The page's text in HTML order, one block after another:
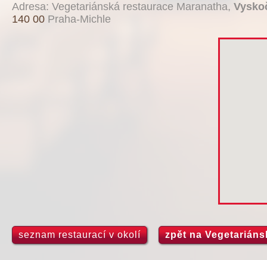
Adresa: Vegetariánská restaurace Maranatha,
140 00 Praha-Michle
seznam restaurací v okolí zpět na